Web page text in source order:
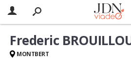
Frederic
MONTBERT